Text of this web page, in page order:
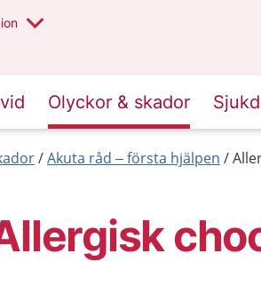
Olyckor & skador
Akuta råd – första hjälpen